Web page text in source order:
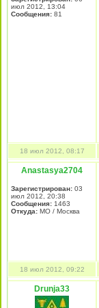
июл 2012, 13:04
Сообщения: 81
18 июл 2012, 08:17
Anastasya2704
Зарегистрирован: 03
июл 2012, 20:38
Сообщения: 1463
Откуда: МО / Москва
18 июл 2012, 09:22
Drunja33